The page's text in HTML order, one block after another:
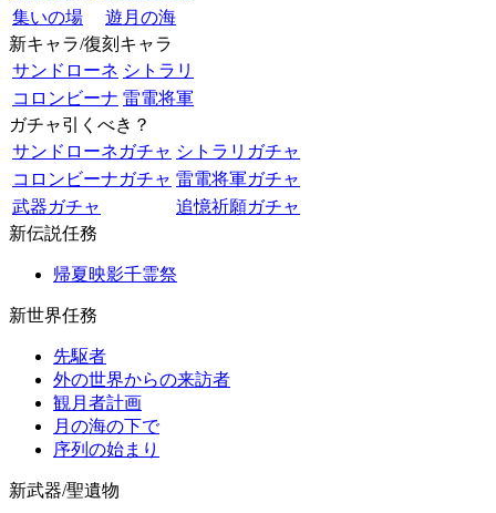
集いの場
遊月の海
新キャラ/復刻キャラ
サンドローネ シトラリ
コロンビーナ 雷電将軍
ガチャ引くべき？
サンドローネガチャ シトラリガチャ
コロンビーナガチャ 雷電将軍ガチャ
武器ガチャ
追憶祈願ガチャ
新伝説任務
帰夏映影千霊祭
新世界任務
先駆者
外の世界からの来訪者
観月者計画
月の海の下で
序列の始まり
新武器/聖遺物